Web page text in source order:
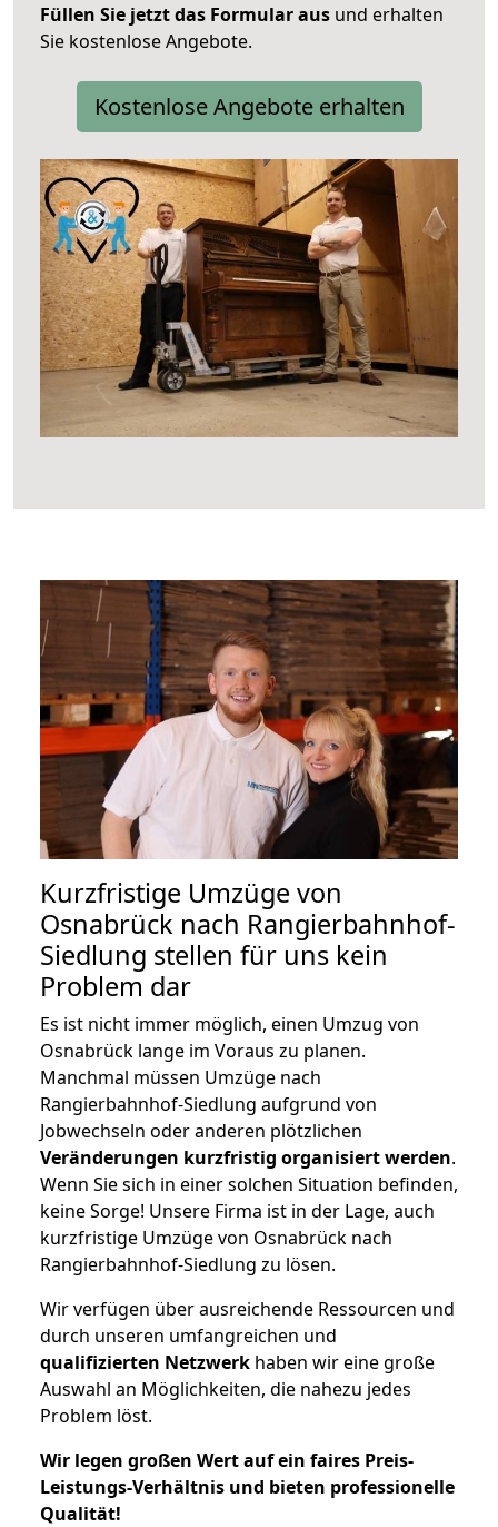
Füllen Sie jetzt das Formular aus und erhalten
Sie kostenlose Angebote.
Kostenlose Angebote erhalten
Kurzfristige Umzüge von
Osnabrück nach Rangierbahnhof-
Siedlung stellen für uns kein
Problem dar
Es ist nicht immer möglich, einen Umzug von
Osnabrück lange im Voraus zu planen.
Manchmal müssen Umzüge nach
Rangierbahnhof-Siedlung aufgrund von
Jobwechseln oder anderen plötzlichen
Veränderungen kurzfristig organisiert werden.
Wenn Sie sich in einer solchen Situation befinden,
keine Sorge! Unsere Firma ist in der Lage, auch
kurzfristige Umzüge von Osnabrück nach
Rangierbahnhof-Siedlung zu lösen.
Wir verfügen über ausreichende Ressourcen und
durch unseren umfangreichen und
qualifizierten Netzwerk haben wir eine große
Auswahl an Möglichkeiten, die nahezu jedes
Problem löst.
Wir legen großen Wert auf ein faires Preis-
Leistungs-Verhältnis und bieten professionelle
Qualität!